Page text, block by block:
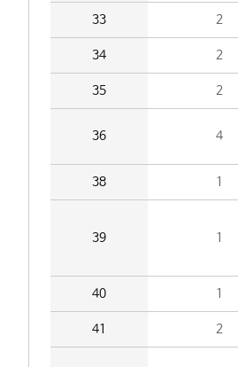
33 2
34 2
35 2
36 4
38 1
39 1
40 1
41 2